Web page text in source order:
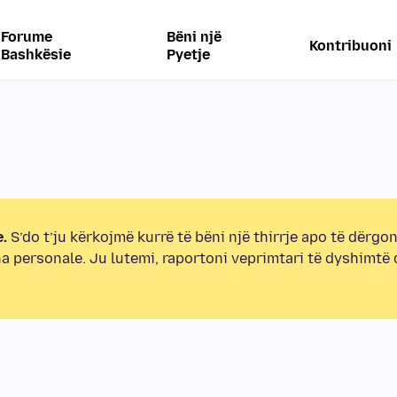
Forume
Bashkësie
Bëni një
Pyetje
Kontribuoni
S’do t’ju kërkojmë kurrë të bëni një thirrje apo të
personale. Ju lutemi, raportoni veprimtari të dyshimtë